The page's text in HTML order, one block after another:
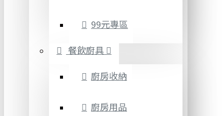
99元專區
餐飲廚具
廚房收納
廚房用品